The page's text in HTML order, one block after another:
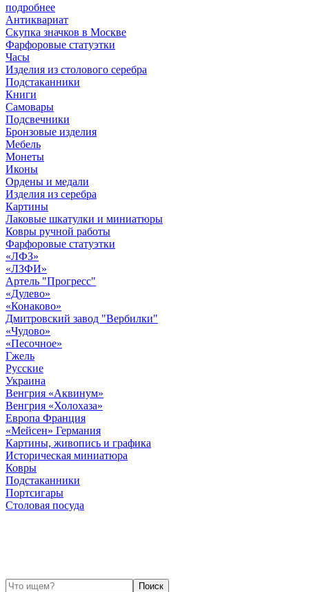
подробнее
Антиквариат
Скупка значков в Москве
Фарфоровые статуэтки
Часы
Изделия из столового серебра
Подстаканники
Книги
Самовары
Подсвечники
Бронзовые изделия
Мебель
Монеты
Иконы
Ордены и медали
Изделия из серебра
Картины
Лаковые шкатулки и миниатюры
Ковры ручной работы
Фарфоровые статуэтки
«ЛФЗ»
«ЛЗФИ»
Артель "Прогресс"
«Дулево»
«Конаково»
Дмитровский завод "Вербилки"
«Чудово»
«Песочное»
Гжель
Русские
Украина
Венгрия «Аквинум»
Венгрия «Холохаза»
Европа Франция
«Мейсен» Германия
Картины, живопись и графика
Историческая миниатюра
Ковры
Подстаканники
Портсигары
Столовая посуда